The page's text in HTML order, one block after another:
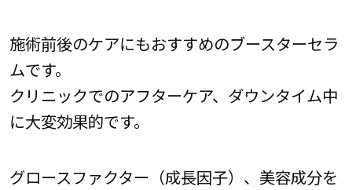
施術前後のケアにもおすすめのブースターセラ
ムです。
クリニックでのアフターケア、ダウンタイム中
に大変効果的です。
グロースファクター（成長因子）、美容成分を